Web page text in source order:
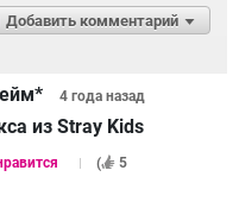
Добавить комментарий
4 года назад
из Stray Kids
(
5